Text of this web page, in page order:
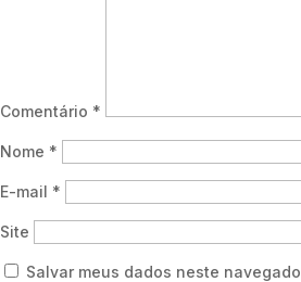
Comentário *
Nome *
E-mail *
Site
Salvar meus dados neste